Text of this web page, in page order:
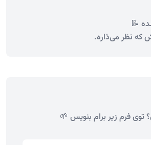
📝
که نظر می‌ذاره.
توی فرم زیر برام بنویس 🌱